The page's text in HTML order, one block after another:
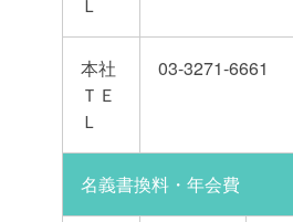
本社
ＴＥ
Ｌ
03-3271-6661
名義書換料・年会費